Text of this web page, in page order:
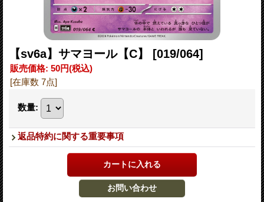
【sv6a】サマヨール【C】 [019/064]
販売価格: 50円(税込)
[在庫数 7点]
数量:
返品特約に関する重要事項